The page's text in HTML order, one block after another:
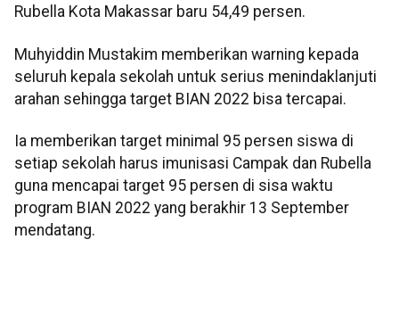
Rubella Kota Makassar baru 54,49 persen.
Muhyiddin Mustakim memberikan warning kepada
seluruh kepala sekolah untuk serius menindaklanjuti
arahan sehingga target BIAN 2022 bisa tercapai.
Ia memberikan target minimal 95 persen siswa di
setiap sekolah harus imunisasi Campak dan Rubella
guna mencapai target 95 persen di sisa waktu
program BIAN 2022 yang berakhir 13 September
mendatang.